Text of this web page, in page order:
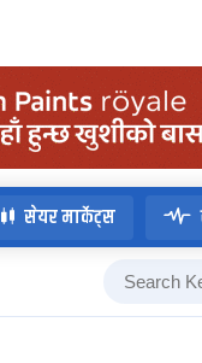
सेयर मार्केट्स